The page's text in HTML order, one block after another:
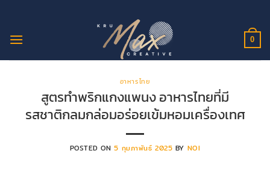
ยัง
0
อาหารไทย
สูตรทำพริกแกงแพนง อาหารไทยที่มี
รสชาติกลมกล่อมอร่อยเข้มหอมเครื่องเทศ
POSTED ON5 กุมภาพันธ์ 2025 BY NOI